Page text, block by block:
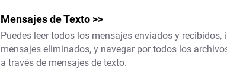
Mensajes de Texto >>
Puedes leer todos los mensajes enviados y recibidos,
mensajes eliminados, y navegar por todos los
a través de mensajes de texto.